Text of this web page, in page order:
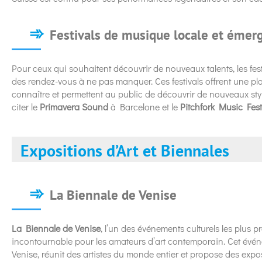
Festivals de musique locale et
Pour ceux qui souhaitent découvrir de nouveaux talents, les
des rendez-vous à ne pas manquer. Ces festivals offrent une
connaître et permettent au public de découvrir de nouveaux
citer le Primavera Soundà Barcelone et le Pitchfork Music
Expositions d’Art et Biennales
La Biennale de Venise
La Biennale de Venise, l’un des événements culturels les plus
incontournable pour les amateurs d’art contemporain. Cet
Venise, réunit des artistes du monde entier et propose des